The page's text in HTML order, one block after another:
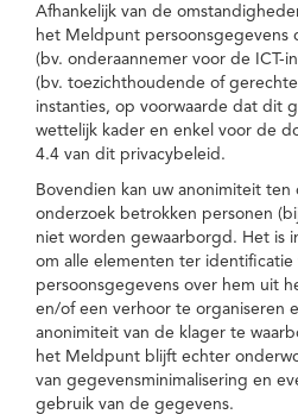
Afhankelijk van de
het Meldpunt persoonsgegevens
(bv. onderaannemer voor de ICT-
(bv. toezichthoudende of
instanties, op voorwaarde dat dit
wettelijk kader en enkel voor de
4.4 van dit privacybeleid.
Bovendien kan uw anonimiteit
onderzoek betrokken personen
niet worden gewaarborgd. Het is
om alle elementen ter identificatie
persoonsgegevens over hem uit
en/of een verhoor te organiseren
anonimiteit van de klager te
het Meldpunt blijft echter
van gegevensminimalisering en
gebruik van de gegevens.